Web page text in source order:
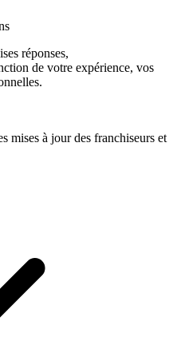
réponses,
de votre expérience, vos
mises à jour des franchiseurs et